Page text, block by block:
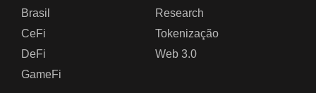
Brasil
CeFi
DeFi
GameFi
Research
Tokenização
Web 3.0